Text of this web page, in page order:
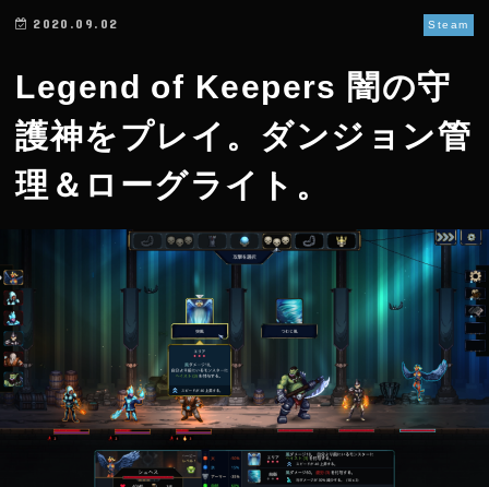
Steam
2020.09.02
Legend of Keepers 闇の守
護神をプレイ。ダンジョン管
理＆ローグライト。